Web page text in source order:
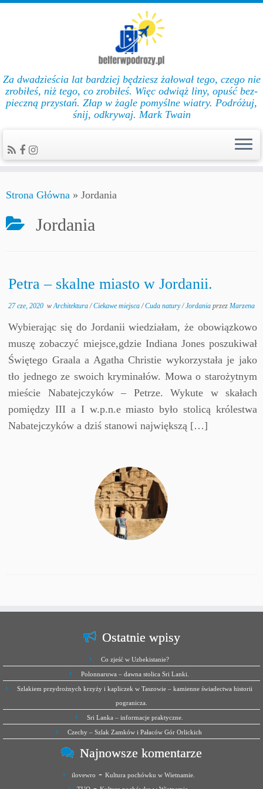
Za dwadzieścia lat bar­dziej będziesz żałował te­go, cze­go nie
zro­biłeś, niż te­go, co zro­biłeś. Więc od­wiąż li­ny, opuść bez­
pie­czną przys­tań. Złap w żag­le po­myślne wiat­ry. Podróżuj,
śnij, odkrywaj. Mark Twain
Strona Główna » Jordania
Jordania
Petra – skalne miasto w Jordanii.
27 cze, 2020 wArchitektura/Ciekawe miejsca/Cuda natury/JordaniaprzezMarzena
Wybierając się do Jordanii wiedziałam, że obowiązkowo
muszę zobaczyć miejsce,gdzie Indiana Jones poszukiwał
Świętego Graala a Agatha Christie wykorzystała je jako
tło jednego ze swoich kryminałów. Mowa o starożytnym
mieście Nabatejczyków – Petrze. Wykute w skałach
pomiędzy III a I w.p.n.e miasto było stolicą królestwa
Nabatejczyków a dziś stanowi największą […]
Ostatnie wpisy
Co zjeść w Uzbekistanie?
Polonnaruwa – dawna stolica Sri Lanki.
Szlakiem przydrożnych krzyży i kapliczek w Taszowie – kamienne świadectwa historii
pogranicza.
Sri Lanka – informacje praktyczne.
Czechy – Szlak Zamków i Pałaców Gór Orlickich
Najnowsze komentarze
ilovewro - Kultura pochówku w Wietnamie.